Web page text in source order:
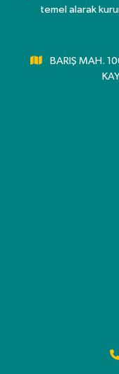
temel alarak
BARIŞ MAH.